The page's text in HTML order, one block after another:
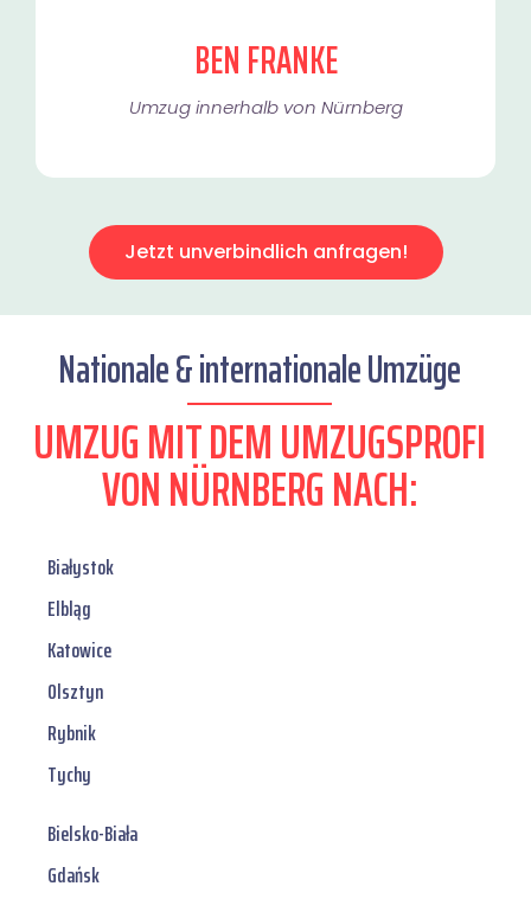
BEN FRANKE
Umzug innerhalb von Nürnberg​
Jetzt unverbindlich anfragen!
Nationale & internationale Umzüge
UMZUG MIT DEM UMZUGSPROFI
VON NÜRNBERG NACH:
Białystok
Elbląg
Katowice
Olsztyn
Rybnik
Tychy
Bielsko-Biała
Gdańsk